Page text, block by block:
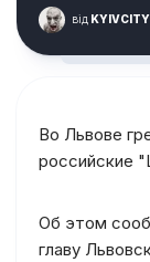
від KYIVCITY
Во Львове
российские
Об этом
главу